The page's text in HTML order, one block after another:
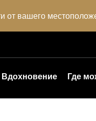
от вашего
Вдохновение Где